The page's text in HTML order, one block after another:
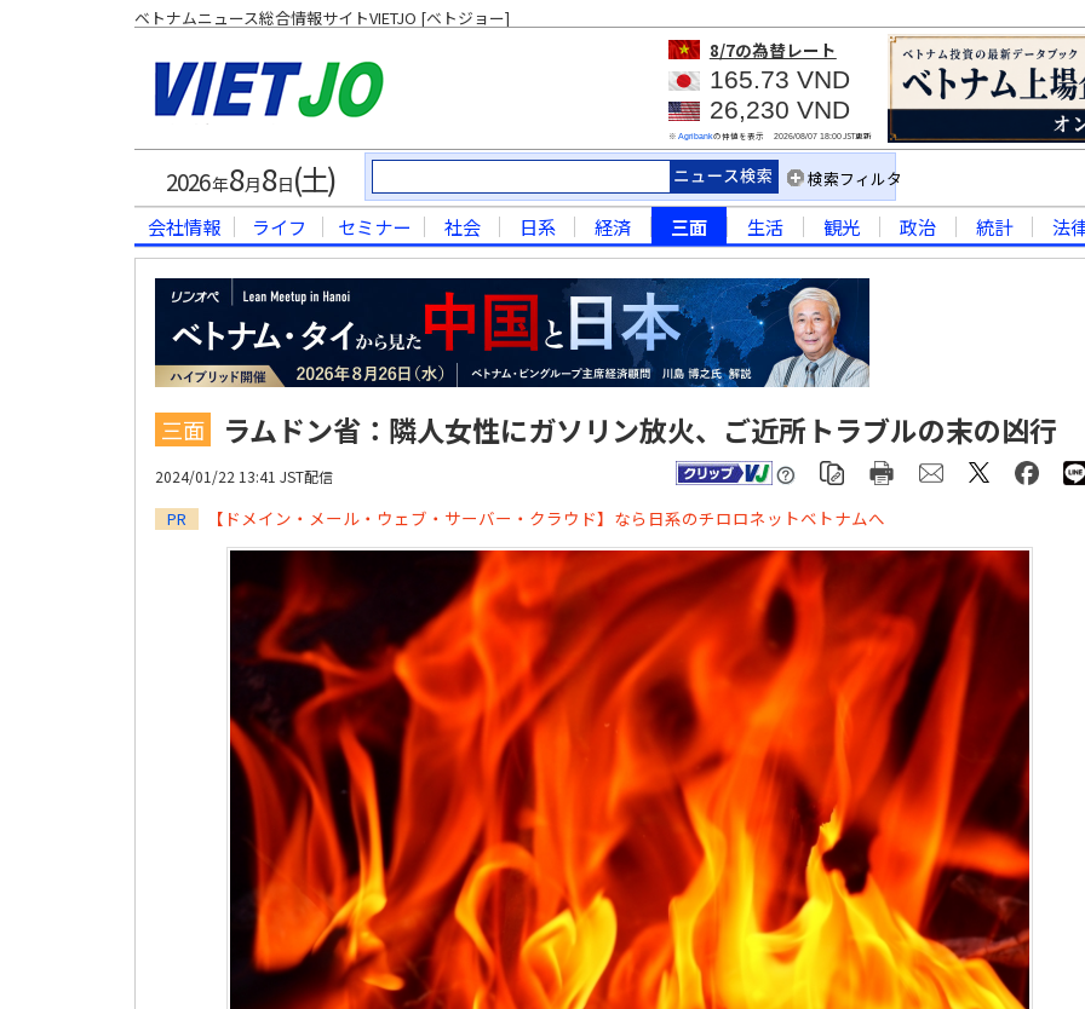
ベトナムニュース総合情報サイトVIETJO [ベトジョー]
8/7の為替レート
165.73 VND
26,230 VND
※ Agribankの仲値を表示 2026/08/07 18:00JST更新
2026年8月8日(土) 検索フィルタ
会社情報 ライフ セミナー 社会 日系 経済 三面 生活 観光 政治 統計 法
三面 ラムドン省：隣人女性にガソリン放火、ご近所トラブルの末の凶行
2024/01/22 13:41 JST配信
PR 【ドメイン・メール・ウェブ・サーバー・クラウド】なら日系のチロロネットベトナムへ